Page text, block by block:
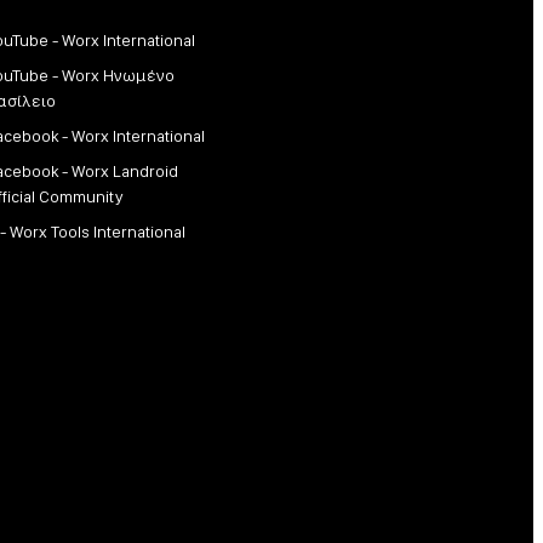
- Worx International
- Worx Ηνωμένο
- Worx International
- Worx Landroid
Community
Worx Tools International